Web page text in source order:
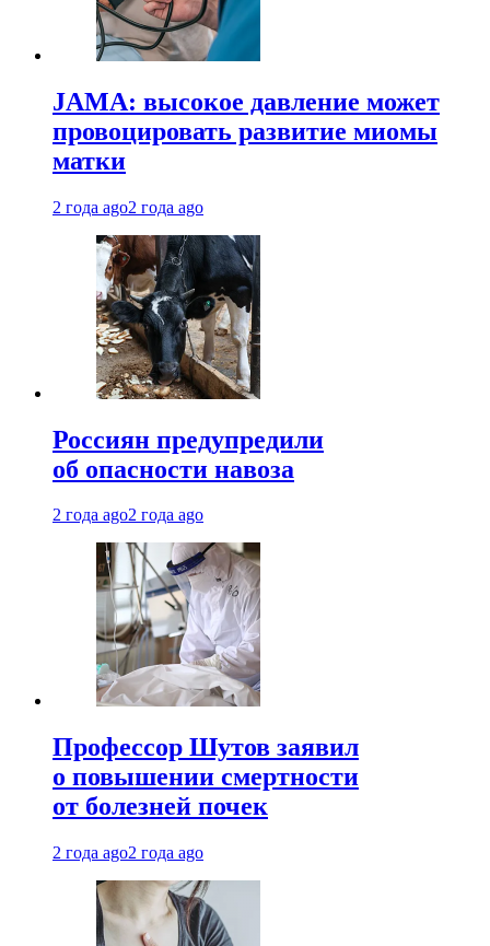
JAMA: высокое давление может
провоцировать развитие миомы
матки
2 года ago2 года ago
Россиян предупредили
об опасности навоза
2 года ago2 года ago
Профессор Шутов заявил
о повышении смертности
от болезней почек
2 года ago2 года ago